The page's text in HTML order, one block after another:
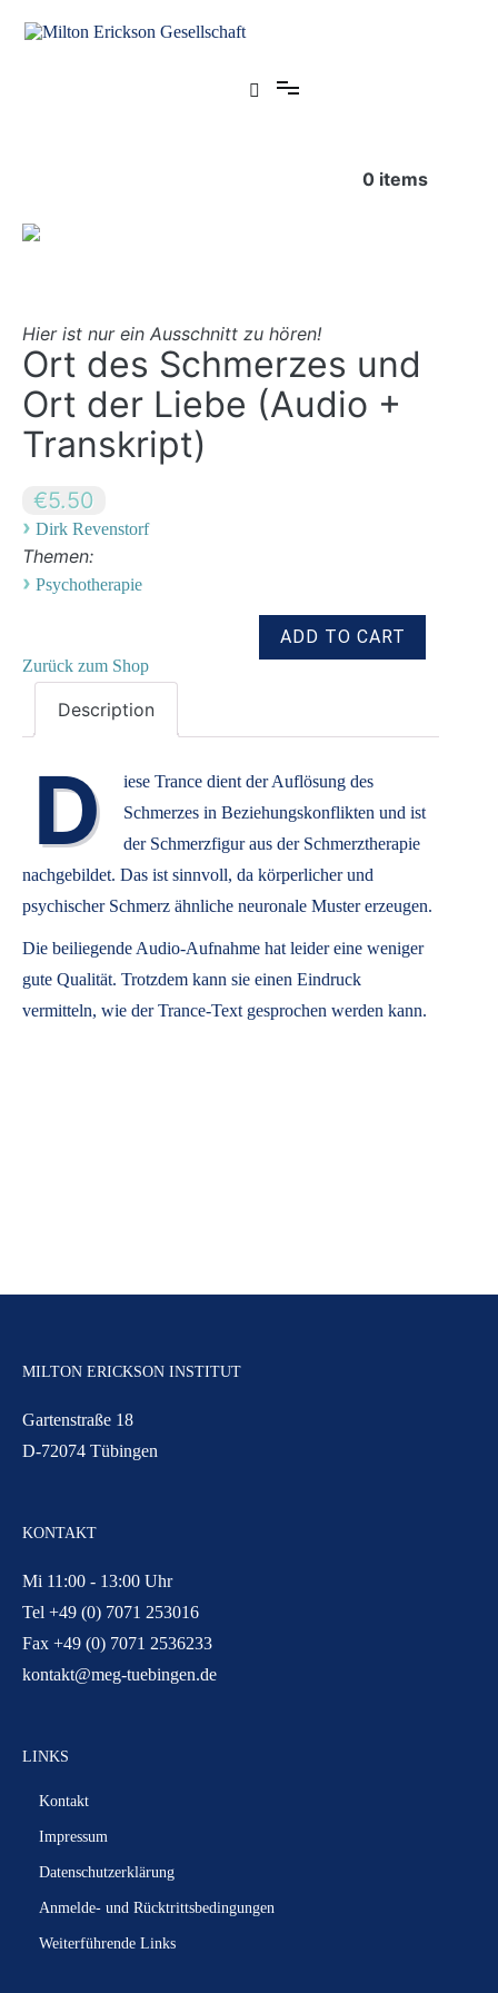
Inhalt
0 items
Hier ist nur ein Ausschnitt zu hören!
Ort des Schmerzes und
Ort der Liebe (Audio +
Transkript)
€5.50
› Dirk Revenstorf
Themen:
› Psychotherapie
Zurück zum Shop
Description
D
iese Trance dient der Auflösung des
Schmerzes in Beziehungskonflikten und ist
der Schmerzfigur aus der Schmerztherapie
nachgebildet. Das ist sinnvoll, da körperlicher und
psychischer Schmerz ähnliche neuronale Muster erzeugen.
Die beiliegende Audio-Aufnahme hat leider eine weniger
gute Qualität. Trotzdem kann sie einen Eindruck
vermitteln, wie der Trance-Text gesprochen werden kann.
MILTON ERICKSON INSTITUT
Gartenstraße 18
D-72074 Tübingen
KONTAKT
Mi 11:00 - 13:00 Uhr
Tel +49 (0) 7071 253016
Fax +49 (0) 7071 2536233
kontakt@meg-tuebingen.de
LINKS
Kontakt
Impressum
Datenschutzerklärung
Anmelde- und Rücktrittsbedingungen
Weiterführende Links